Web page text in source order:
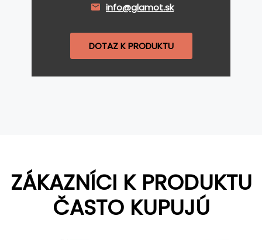
info@glamot.sk
DOTAZ K PRODUKTU
ZÁKAZNÍCI K PRODUKTU
ČASTO KUPUJÚ